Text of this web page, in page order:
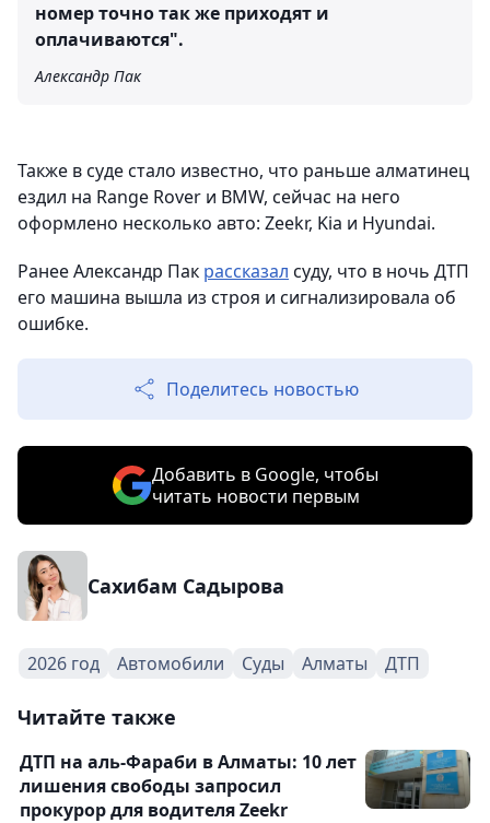
номер точно так же приходят и
оплачиваются".
Александр Пак
Также в суде стало известно, что раньше алматинец
ездил на Range Rover и BMW, сейчас на него
оформлено несколько авто: Zeekr, Kia и Hyundai.
Ранее Александр Пак рассказал суду, что в ночь ДТП
его машина вышла из строя и сигнализировала об
ошибке.
Поделитесь новостью
Добавить в Google, чтобы
читать новости первым
Сахибам Садырова
2026 год Автомобили Суды Алматы ДТП
Читайте также
ДТП на аль-Фараби в Алматы: 10 лет
лишения свободы запросил
прокурор для водителя Zeekr